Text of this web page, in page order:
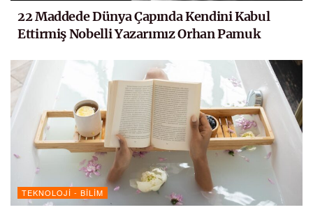
22 Maddede Dünya Çapında Kendini Kabul
Ettirmiş Nobelli Yazarımız Orhan Pamuk
TEKNOLOJI - BILIM